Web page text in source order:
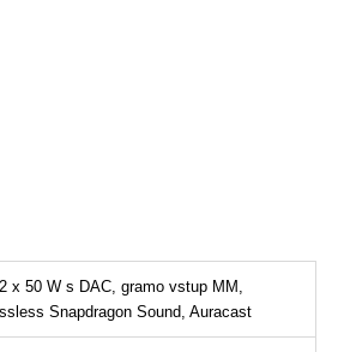
x 50 W s DAC, gramo vstup MM,
Snapdragon Sound, Auracast